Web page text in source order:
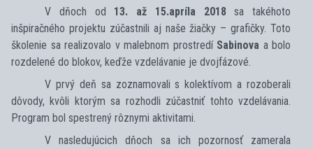
V dňoch od 13. až 15.apríla 2018 sa takéhoto
inšpiračného projektu zúčastnili aj naše žiačky – grafičky. Toto
školenie sa realizovalo v malebnom prostredí Sabinova a bolo
rozdelené do blokov, keďže vzdelávanie je dvojfázové.
V prvý deň sa zoznamovali s kolektívom a rozoberali
dôvody, kvôli ktorým sa rozhodli zúčastniť tohto vzdelávania.
Program bol spestrený rôznymi aktivitami.
V nasledujúcich dňoch sa ich pozornosť zamerala